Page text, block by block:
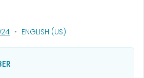
, VISIT LINK FOR DETAILS.
ENGLISH (US)